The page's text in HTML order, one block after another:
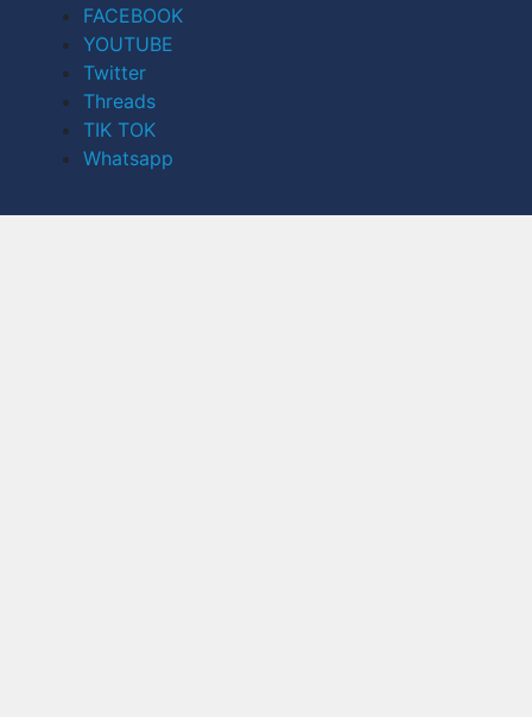
FACEBOOK
YOUTUBE
Twitter
Threads
TIK TOK
Whatsapp